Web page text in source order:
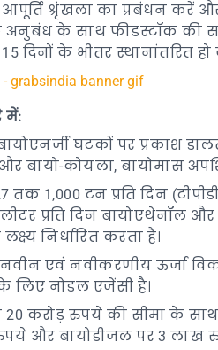
आपूर्ति श्रृंखला का प्रबंधन करें
अनुबंध के साथ फीडस्टॉक की
दिनों के भीतर स्थानांतरित हो
में:
घटकों पर प्रकाश
बायो-कोयला, बायोमास
तक 1,000 टन प्रति दिन
प्रति दिन बायोएथेनॉल
लक्ष्य निर्धारित करता है।
नवीन एवं नवीकरणीय ऊर्जा
लिए नोडल एजेंसी है।
20 करोड़ रुपये की सीमा के
और बायोडीजल पर 3 लाख